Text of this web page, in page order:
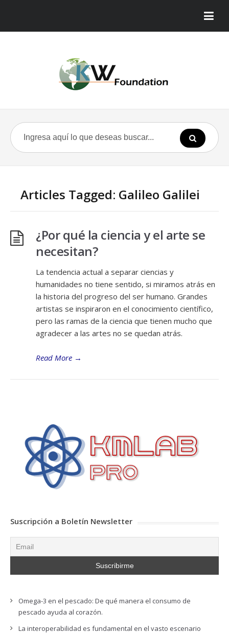
Articles Tagged: Galileo Galilei
¿Por qué la ciencia y el arte se
necesitan?
La tendencia actual a separar ciencias y
humanidades no tiene sentido, si miramos atrás en
la historia del progreso del ser humano. Grandes
artistas se inspiraron en el conocimiento científico,
pero las ramas de la ciencia que tienen mucho que
agradecer a las artes no se quedan atrás.
Read More →
Suscripción a Boletín Newsletter
Omega-3 en el pescado: De qué manera el consumo de
pescado ayuda al corazón.
La interoperabilidad es fundamental en el vasto escenario